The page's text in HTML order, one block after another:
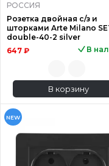
РОССИЯ
Розетка двойная с/з и
шторками Arte Milano
double-40-2 silver
647 ₽
В
В корзину
NEW